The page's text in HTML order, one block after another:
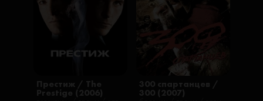
Престиж / The
Prestige (2006)
300 спартанцев /
300 (2007)